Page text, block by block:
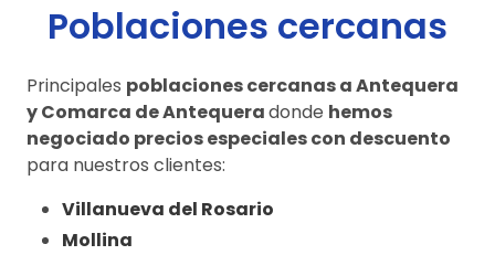
Poblaciones cercanas
Principales poblaciones cercanas a Antequera
y Comarca de Antequeradonde hemos
negociado precios especiales con descuento
para nuestros clientes:
Villanueva del Rosario
Mollina